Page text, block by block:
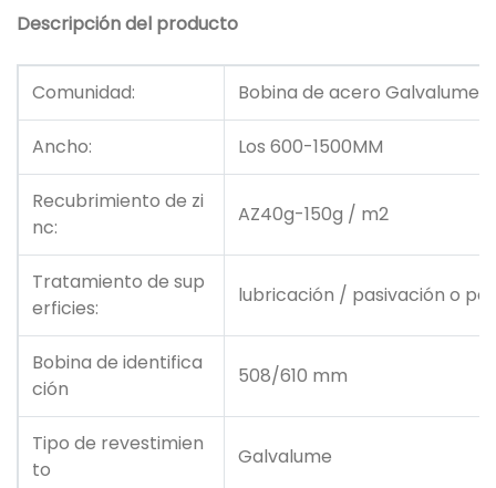
Descripción del producto
Comunidad: Bobina de acero Galvalume
Ancho: Los 600-1500MM
Recubrimiento de zi
nc:
AZ40g-150g / m2
Tratamiento de sup
erficies:
lubricación / pasivación o
Bobina de identifica
ción
508/610 mm
Tipo de revestimien
to
Galvalume